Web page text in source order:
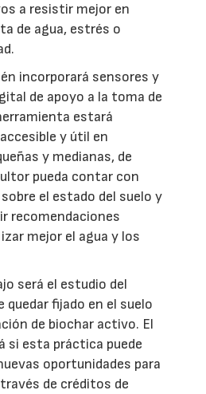
a resistir mejor en
de agua, estrés o
incorporará sensores y
de apoyo a la toma de
estará
y útil en
y medianas, de
pueda contar con
el estado del suelo y
recomendaciones
mejor el agua y los
será el estudio del
quedar fijado en el suelo
de biochar activo. El
si esta práctica puede
oportunidades para
de créditos de